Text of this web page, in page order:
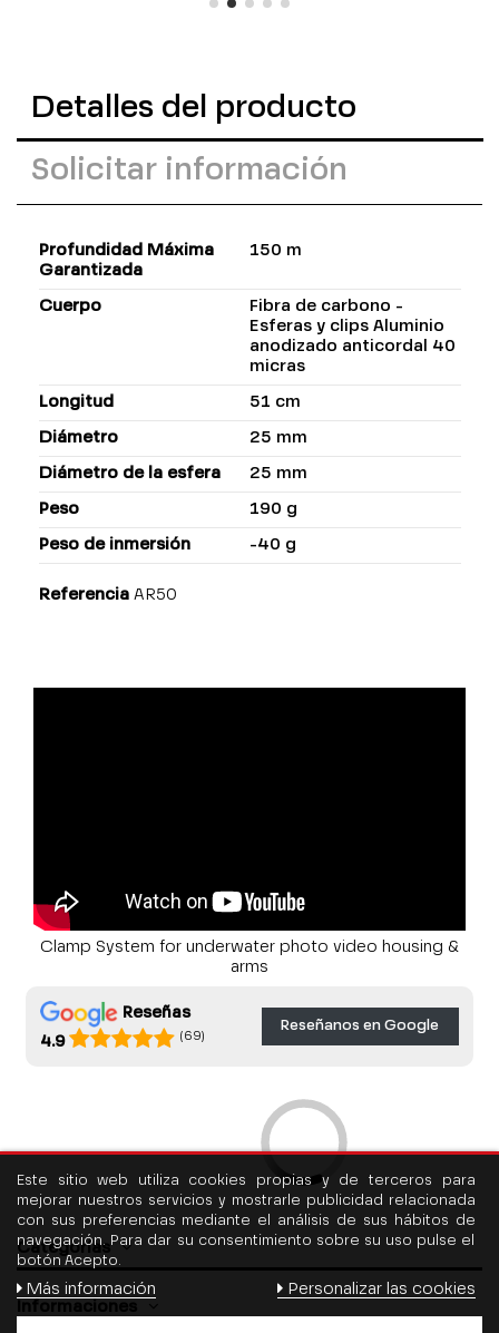
Detalles del producto
Solicitar información
Profundidad Máxima
Garantizada
150 m
Cuerpo
Fibra de carbono -
Esferas y clips Aluminio
anodizado anticordal 40
micras
Longitud 51 cm
Diámetro 25 mm
Diámetro de la esfera 25 mm
Peso 190 g
Peso de inmersión -40 g
Referencia AR50
Clamp System for underwater photo video housing &
arms
Reseñas
4.9
(69)
Reseñanos en Google
Categorías
Informaciones
Este sitio web utiliza cookies propias y de terceros para
mejorar nuestros servicios y mostrarle publicidad relacionada
con sus preferencias mediante el análisis de sus hábitos de
navegación. Para dar su consentimiento sobre su uso pulse el
botón Acepto.
Más información Personalizar las cookies